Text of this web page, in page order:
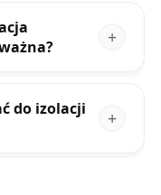
do izolacji